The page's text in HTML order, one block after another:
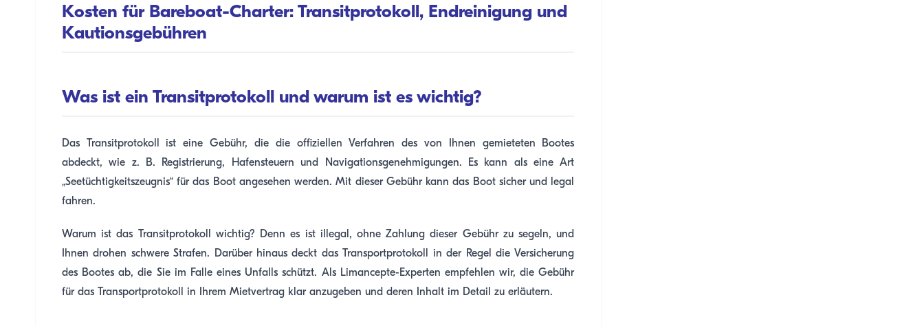
Kosten für Bareboat-Charter: Transitprotokoll, Endreinigung und
Kautionsgebühren
Was ist ein Transitprotokoll und warum ist es wichtig?
Das Transitprotokoll ist eine Gebühr, die die offiziellen Verfahren des von Ihnen gemieteten Bootes
abdeckt, wie z. B. Registrierung, Hafensteuern und Navigationsgenehmigungen. Es kann als eine Art
„Seetüchtigkeitszeugnis“ für das Boot angesehen werden. Mit dieser Gebühr kann das Boot sicher und legal
fahren.
Warum ist das Transitprotokoll wichtig? Denn es ist illegal, ohne Zahlung dieser Gebühr zu segeln, und
Ihnen drohen schwere Strafen. Darüber hinaus deckt das Transportprotokoll in der Regel die Versicherung
des Bootes ab, die Sie im Falle eines Unfalls schützt. Als Limancepte-Experten empfehlen wir, die Gebühr
für das Transportprotokoll in Ihrem Mietvertrag klar anzugeben und deren Inhalt im Detail zu erläutern.